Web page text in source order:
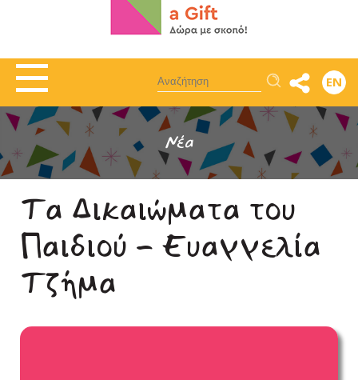
Αναζήτηση EN
Νέα
Τα Δικαιώματα του
Παιδιού - Ευαγγελία
Τζήμα